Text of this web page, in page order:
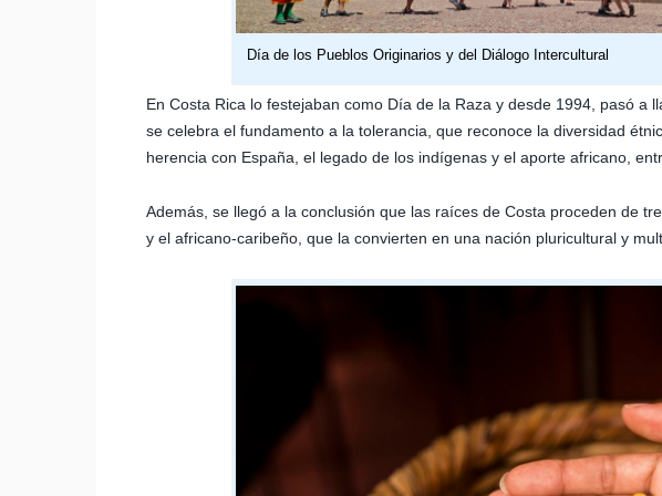
Día de los Pueblos Originarios y del Diálogo Intercultural
En Costa Rica lo festejaban como Día de la Raza y desde 1994, pasó a
se celebra el fundamento a la tolerancia, que reconoce la diversidad
herencia con España, el legado de los indígenas y el aporte africano,
Además, se llegó a la conclusión que las raíces de Costa proceden de
y el africano-caribeño, que la convierten en una nación pluricultural y